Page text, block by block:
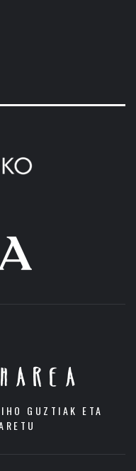
GUZTIAK ETA